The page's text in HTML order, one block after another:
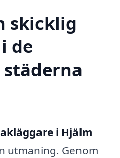
skicklig
de
i Hjälm
utmaning. Genom